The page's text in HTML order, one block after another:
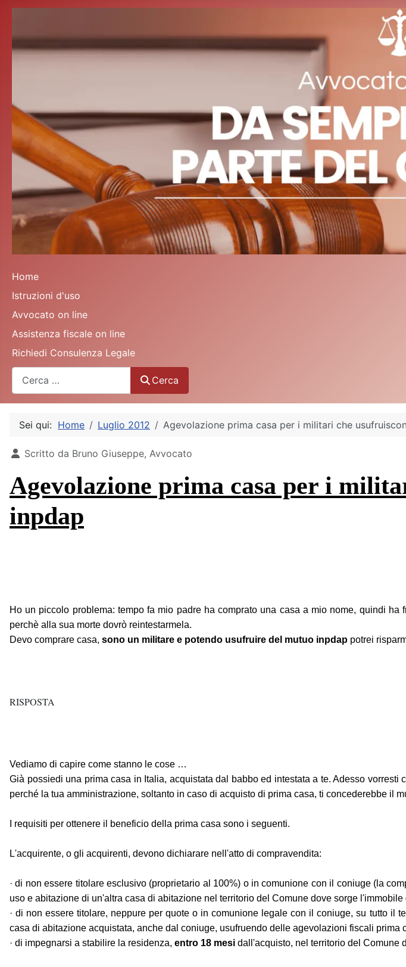
Home
Istruzioni d'uso
Avvocato on line
Assistenza fiscale on line
Richiedi Consulenza Legale
Cerca
Sei qui: Home Luglio 2012 Agevolazione prima casa per i militari che
Dettagli
Scritto da Bruno Giuseppe, Avvocato
Agevolazione prima casa per i
inpdap
Ho un piccolo problema: tempo fa mio padre ha comprato una casa a mio nome, quindi
perchè alla sua morte dovrò reintestarmela.
Devo comprare casa, sono un militare e potendo usufruire del mutuo inpdap potrei
RISPOSTA
Vediamo di capire come stanno le cose …
Già possiedi una prima casa in Italia, acquistata dal babbo ed intestata a te. Adesso
perché la tua amministrazione, soltanto in caso di acquisto di prima casa, ti concederebbe il
I requisiti per ottenere il beneficio della prima casa sono i seguenti.
L'acquirente, o gli acquirenti, devono dichiarare nell'atto di compravendita:
· di non essere titolare esclusivo (proprietario al 100%) o in comunione con il coniuge (la
uso e abitazione di un'altra casa di abitazione nel territorio del Comune dove sorge
· di non essere titolare, neppure per quote o in comunione legale con il coniuge, su tutto il
casa di abitazione acquistata, anche dal coniuge, usufruendo delle agevolazioni fiscali prima
· di impegnarsi a stabilire la residenza, entro 18 mesi dall'acquisto, nel territorio del Comune